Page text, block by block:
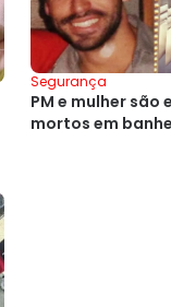
Segurança
PM e mulher
mortos em